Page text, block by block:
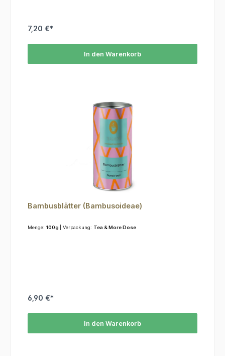
7,20 €*
In den Warenkorb
Bambusblätter (Bambusoideae)
Menge: 100g | Verpackung: Tea & More Dose
6,90 €*
In den Warenkorb